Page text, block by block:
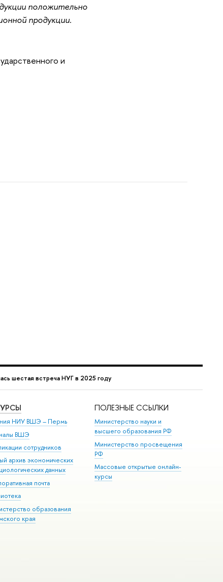
положительно
продукции.
и
шестая встреча НУГ в 2025 году
НИУ ВШЭ ­– Пермь
ВШЭ
сотрудников
архив экономических
данных
почта
образования
края
ПОЛЕЗНЫЕ ССЫЛКИ
Министерство науки и
высшего образования РФ
Министерство просвещения
РФ
Массовые открытые онлайн-
курсы